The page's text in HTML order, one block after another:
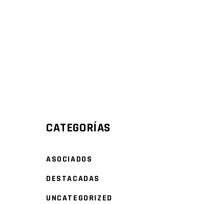
CATEGORÍAS
ASOCIADOS
DESTACADAS
UNCATEGORIZED